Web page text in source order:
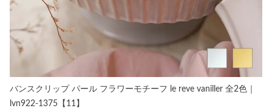
バンスクリップ パール フラワーモチーフ le reve vaniller 全2色｜
lvn922-1375【11】